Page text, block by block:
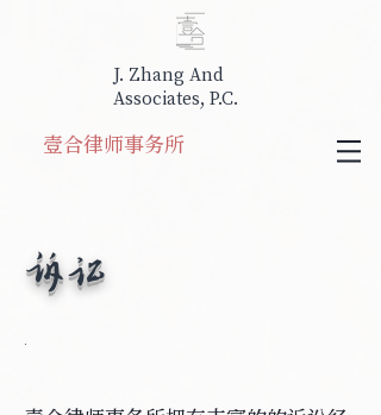
J. Zhang And
Associates, P.C.
​壹合律师事务所
​诉讼
.